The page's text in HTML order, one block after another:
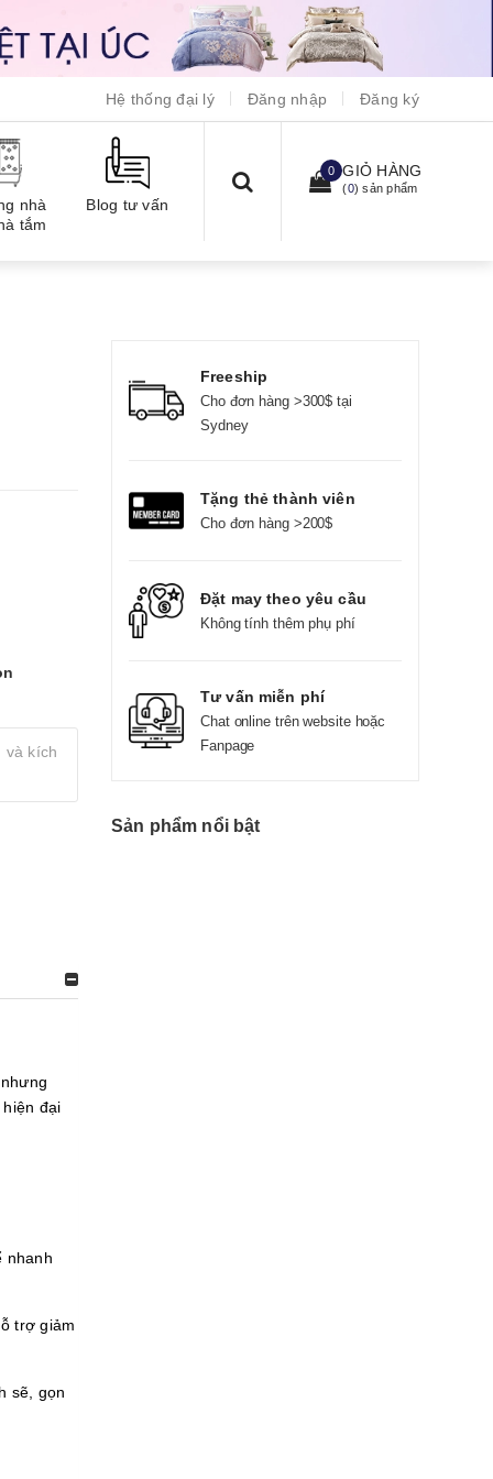
Hệ thống đại lý Đăng nhập Đăng ký
nhà
tắm
Blog tư vấn
0 GIỎ HÀNG
(0) sản phẩm
và kích
đại
nhanh
trợ giảm
sẽ, gọn
Freeship
Cho đơn hàng >300$ tại
Sydney
Tặng thẻ thành viên
Cho đơn hàng >200$
Đặt may theo yêu cầu
Không tính thêm phụ phí
Tư vấn miễn phí
Chat online trên website hoặc
Fanpage
Sản phẩm nổi bật